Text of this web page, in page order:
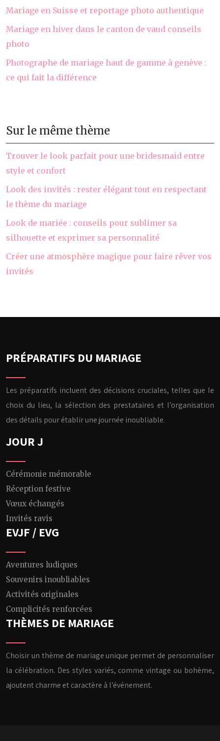
Mariage en Suisse et reportage photo authentique
Mariage en hiver dans le canton de vaud conseils
photo
Photographe de mariage haut de gamme à genève :
ce qui fait la différence
Sur le même thème
Trouver le look parfait pour une bridesmaid entre
style et confort
Look des invités : rester élégant tout en respectant
le thème du mariage
Look de mariée : conseils pour sublimer sa
silhouette et exprimer sa personnalité
Créer une atmosphère magique pour faire rêver vos
invités
PRÉPARATIFS DU MARIAGE
Les préparatifs incluent des décisions cruciales, telles que le
choix du lieu, la sélection des prestataires et l’organisation
des détails pour établir une journée inoubliable.
JOUR J
Cérémonie mémorable
Réception festive
Vœux échangés
Invités ravis
EVJF / EVG
Aventures ludiques
Souvenirs inoubliables
Activités originales
Complicités renforcées
THÈMES DE MARIAGE
Choisir un thème de mariage unique permet de personnaliser
la célébration. Des styles variés, comme vintage ou bohème,
ajoutent charme et caractère à l’événement.